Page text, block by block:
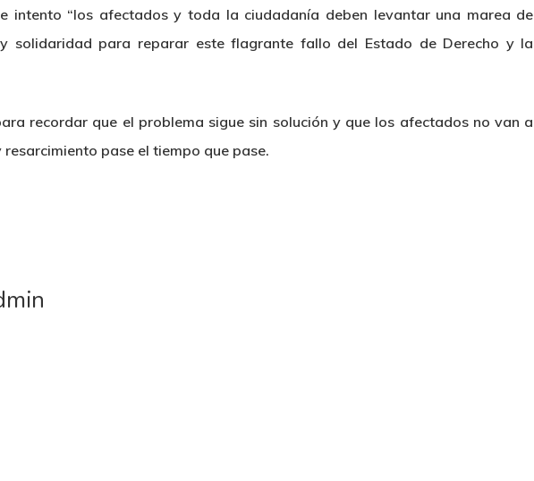
intento “los afectados y toda la ciudadanía deben levantar una marea de
solidaridad para reparar este flagrante fallo del Estado de Derecho y la
recordar que el problema sigue sin solución y que los afectados no van a
pase el tiempo que pase.